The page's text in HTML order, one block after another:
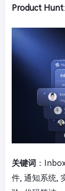
Product Hunt:
关键词 ：
件, 通知系统,